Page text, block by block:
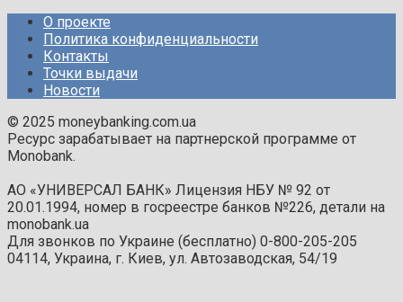
О проекте
Политика конфиденциальности
Контакты
Точки выдачи
Новости
© 2025 moneybanking.com.ua
Ресурс зарабатывает на партнерской программе от
Monobank.
АО «УНИВЕРСАЛ БАНК» Лицензия НБУ № 92 от
20.01.1994, номер в госреестре банков №226, детали на
monobank.ua
Для звонков по Украине (бесплатно) 0-800-205-205
04114, Украина, г. Киев, ул. Автозаводская, 54/19